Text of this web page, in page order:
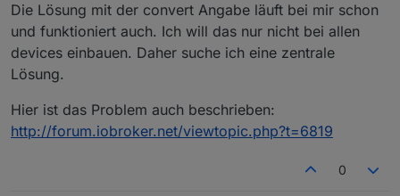
//eingehende Werte werden
convert: function (val) {
return parseFloat
                    }
            },
write: {
//ausgehende Werte werden
Die Lösung mit der convert Angabe läuft bei mir schon
und funktioniert auch. Ich will das nur nicht bei allen
devices einbauen. Daher suche ich eine zentrale
Lösung.
Hier ist das Problem auch beschrieben:
http://forum.iobroker.net/viewtopic.php?t=6819
0